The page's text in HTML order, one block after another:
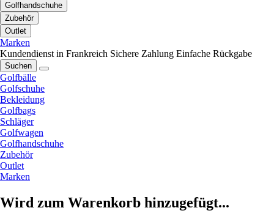
Golfhandschuhe
Zubehör
Outlet
Marken
Kundendienst in Frankreich Sichere Zahlung Einfache Rückgabe
Suchen
Golfbälle
Golfschuhe
Bekleidung
Golfbags
Schläger
Golfwagen
Golfhandschuhe
Zubehör
Outlet
Marken
Wird zum Warenkorb hinzugefügt...